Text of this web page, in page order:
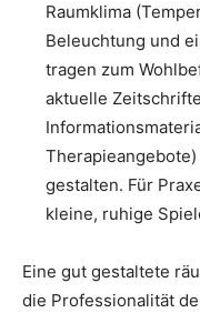
Raumklima
Beleuchtung und
tragen zum
aktuelle
gestalten. Für
kleine, ruhige
Eine gut gestaltete
die Professionalität